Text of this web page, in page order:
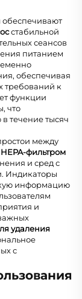
стабильной
сеансов
питанием
обеспечивая
требований к
функции
что
течение тысяч
между
фильтром
и сред с
Индикаторы
информацию
и
удаления
с